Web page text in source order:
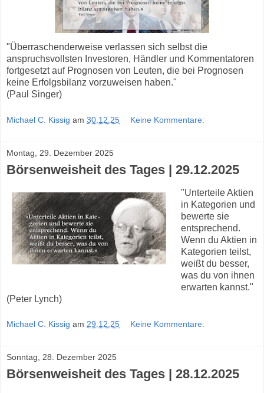
"Überraschenderweise verlassen sich selbst die
anspruchsvollsten Investoren, Händler und Kommentatoren
fortgesetzt auf Prognosen von Leuten, die bei Prognosen
keine Erfolgsbilanz vorzuweisen haben."
(Paul Singer)
Michael C. Kissig am 30.12.25 Keine Kommentare:
Montag, 29. Dezember 2025
Börsenweisheit des Tages | 29.12.2025
"Unterteile Aktien
in Kategorien und
bewerte sie
entsprechend.
Wenn du Aktien in
Kategorien teilst,
weißt du besser,
was du von ihnen
erwarten kannst."
(Peter Lynch)
Michael C. Kissig am 29.12.25 Keine Kommentare:
Sonntag, 28. Dezember 2025
Börsenweisheit des Tages | 28.12.2025